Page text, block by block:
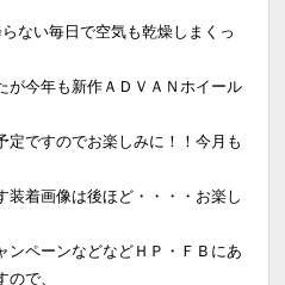
ない毎日で空気も乾燥しまくっ
が今年も新作ＡＤＶＡＮホイール
ですのでお楽しみに！！今月も
装着画像は後ほど・・・・お楽し
ンペーンなどなどＨＰ・ＦＢにあ
で、